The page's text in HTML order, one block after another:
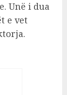
Unë i dua
e vet